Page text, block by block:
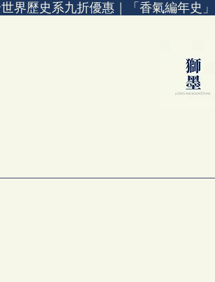
界歷史系九折優惠｜「香氣編年史